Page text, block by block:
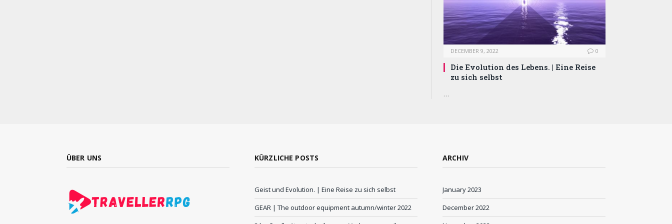
DECEMBER 9, 2022 0
Die Evolution des Lebens. | Eine Reise
zu sich selbst
…
ÜBER UNS KÜRZLICHE POSTS
Geist und Evolution. | Eine Reise zu sich selbst
GEAR | The outdoor equipment autumn/winter 2022
ARCHIV
January 2023
December 2022